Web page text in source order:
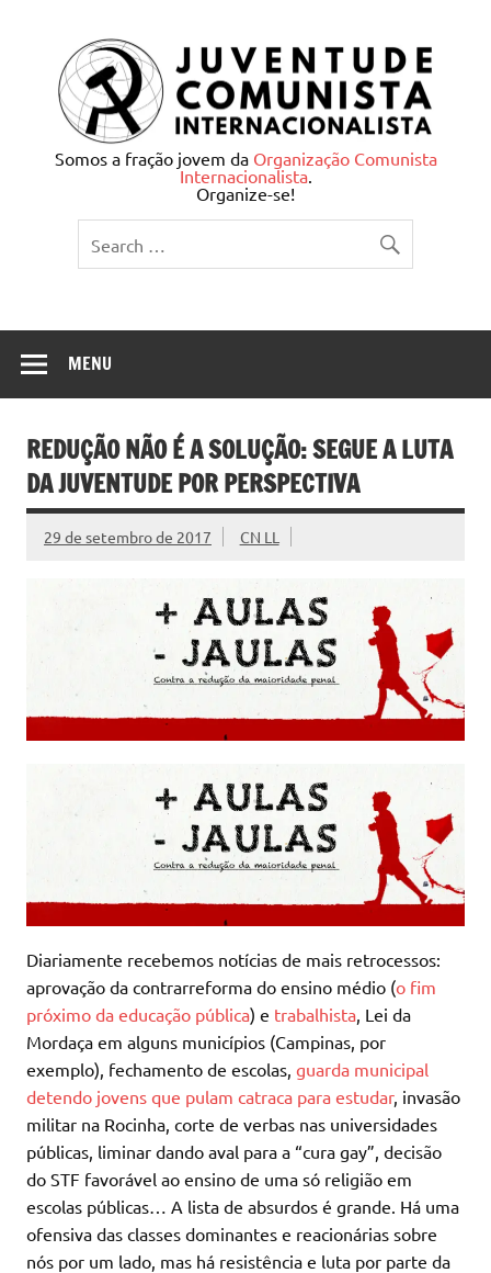
Juventude Comunista
Internacionalista
Somos a fração jovem da Organização Comunista
Internacionalista.
Organize-se!
MENU
REDUÇÃO NÃO É A SOLUÇÃO: SEGUE A LUTA
DA JUVENTUDE POR PERSPECTIVA
29 de setembro de 2017 CN LL
Diariamente recebemos notícias de mais retrocessos:
aprovação da contrarreforma do ensino médio (o fim
próximo da educação pública) e trabalhista , Lei da
Mordaça em alguns municípios (Campinas, por
exemplo), fechamento de escolas, guarda municipal
detendo jovens que pulam catraca para estudar, invasão
militar na Rocinha, corte de verbas nas universidades
públicas, liminar dando aval para a “cura gay”, decisão
do STF favorável ao ensino de uma só religião em
escolas públicas… A lista de absurdos é grande. Há uma
ofensiva das classes dominantes e reacionárias sobre
nós por um lado, mas há resistência e luta por parte da